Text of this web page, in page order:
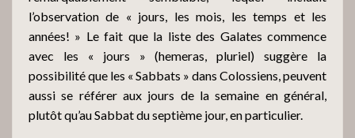
l’observation de « jours, les mois, les temps et les
années! » Le fait que la liste des Galates commence
avec les « jours » (hemeras, pluriel) suggère la
possibilité que les « Sabbats » dans Colossiens, peuvent
aussi se référer aux jours de la semaine en général,
plutôt qu’au Sabbat du septième jour, en particulier.